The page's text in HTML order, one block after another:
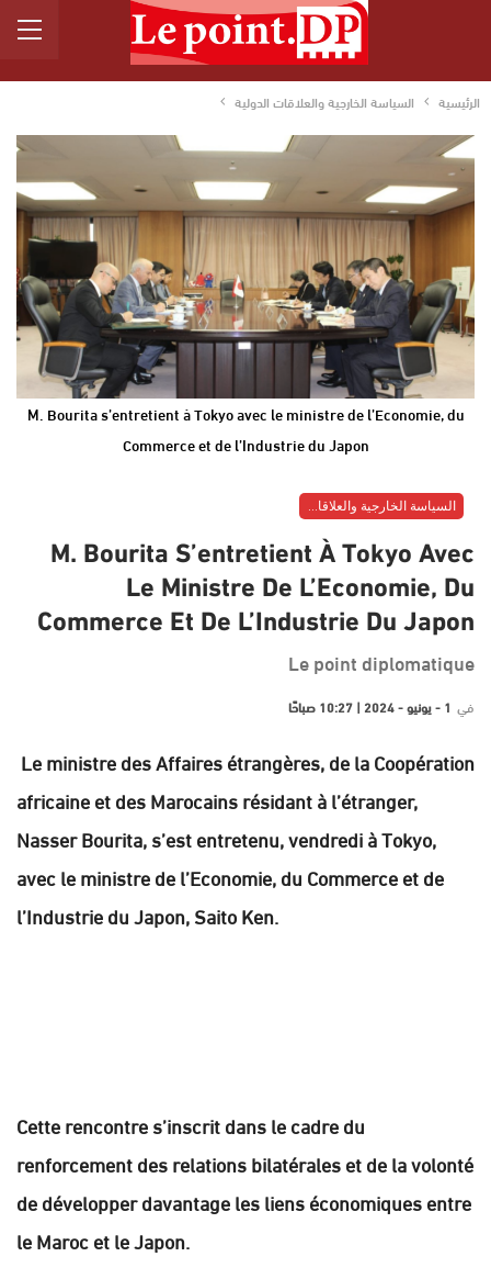
الرئيسية السياسة الخارجية والعلاقات الدولية
M. Bourita s’entretient à Tokyo avec le ministre de l’Economie, du
Commerce et de l’Industrie du Japon
M. Bourita S’entretient À Tokyo Avec
Le Ministre De L’Economie, Du
Commerce Et De L’Industrie Du Japon
Le point diplomatique
في 1 - يونيو - 2024 | 10:27 صباحًا
Le ministre des Affaires étrangères, de la Coopération
africaine et des Marocains résidant à l’étranger,
Nasser Bourita, s’est entretenu, vendredi à Tokyo,
avec le ministre de l’Economie, du Commerce et de
l’Industrie du Japon, Saito Ken.
Cette rencontre s’inscrit dans le cadre du
renforcement des relations bilatérales et de la volonté
de développer davantage les liens économiques entre
le Maroc et le Japon.